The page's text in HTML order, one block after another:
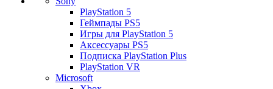
PlayStation 5
Геймпады PS5
Игры для PlayStation 5
Аксессуары PS5
Подписка PlayStation Plus
PlayStation VR
Microsoft